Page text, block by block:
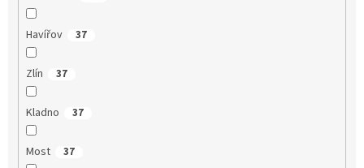
Havířov 37
Zlín 37
Kladno 37
Most 37